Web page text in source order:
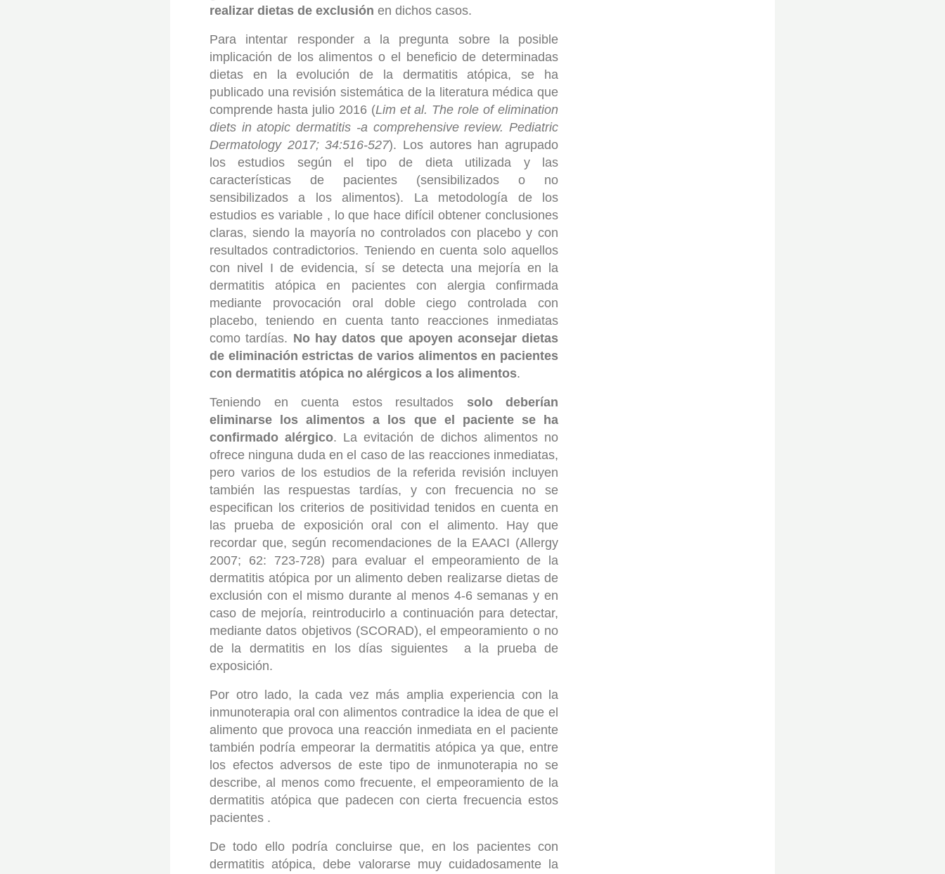
realizar dietas de exclusión en dichos casos.
Para intentar responder a la pregunta sobre la posible
implicación de los alimentos o el beneficio de determinadas
dietas en la evolución de la dermatitis atópica, se ha
publicado una revisión sistemática de la literatura médica que
comprende hasta julio 2016 (Lim et al. The role of elimination
diets in atopic dermatitis -a comprehensive review. Pediatric
Dermatology 2017; 34:516-527). Los autores han agrupado
los estudios según el tipo de dieta utilizada y las
características de pacientes (sensibilizados o no
sensibilizados a los alimentos). La metodología de los
estudios es variable , lo que hace difícil obtener conclusiones
claras, siendo la mayoría no controlados con placebo y con
resultados contradictorios. Teniendo en cuenta solo aquellos
con nivel I de evidencia, sí se detecta una mejoría en la
dermatitis atópica en pacientes con alergia confirmada
mediante provocación oral doble ciego controlada con
placebo, teniendo en cuenta tanto reacciones inmediatas
como tardías. No hay datos que apoyen aconsejar dietas
de eliminación estrictas de varios alimentos en pacientes
con dermatitis atópica no alérgicos a los alimentos.
Teniendo en cuenta estos resultados solo deberían
eliminarse los alimentos a los que el paciente se ha
confirmado alérgico. La evitación de dichos alimentos no
ofrece ninguna duda en el caso de las reacciones inmediatas,
pero varios de los estudios de la referida revisión incluyen
también las respuestas tardías, y con frecuencia no se
especifican los criterios de positividad tenidos en cuenta en
las prueba de exposición oral con el alimento. Hay que
recordar que, según recomendaciones de la EAACI (Allergy
2007; 62: 723-728) para evaluar el empeoramiento de la
dermatitis atópica por un alimento deben realizarse dietas de
exclusión con el mismo durante al menos 4-6 semanas y en
caso de mejoría, reintroducirlo a continuación para detectar,
mediante datos objetivos (SCORAD), el empeoramiento o no
de la dermatitis en los días siguientes a la prueba de
exposición.
Por otro lado, la cada vez más amplia experiencia con la
inmunoterapia oral con alimentos contradice la idea de que el
alimento que provoca una reacción inmediata en el paciente
también podría empeorar la dermatitis atópica ya que, entre
los efectos adversos de este tipo de inmunoterapia no se
describe, al menos como frecuente, el empeoramiento de la
dermatitis atópica que padecen con cierta frecuencia estos
pacientes .
De todo ello podría concluirse que, en los pacientes con
dermatitis atópica, debe valorarse muy cuidadosamente la